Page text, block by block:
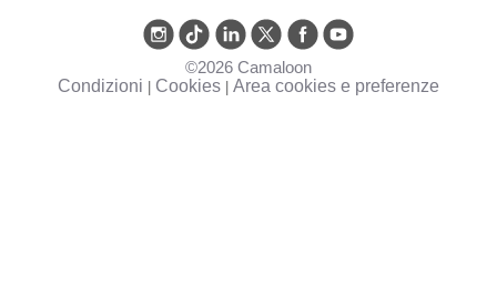
©2026 Camaloon
Condizioni | Cookies | Area cookies e preferenze